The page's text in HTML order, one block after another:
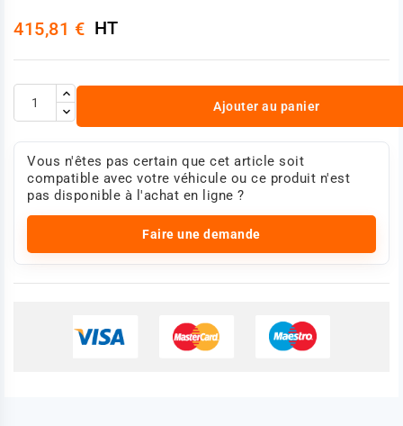
415,81 € HT
Ajouter au panier
Vous n'êtes pas certain que cet article soit
compatible avec votre véhicule ou ce produit n'est
pas disponible à l'achat en ligne ?
Faire une demande